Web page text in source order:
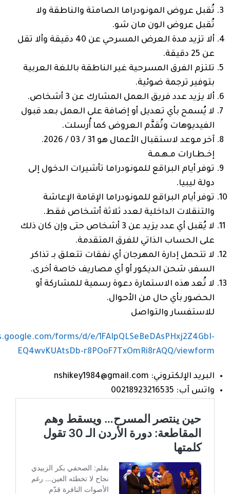
تُقبل عروض المونودراما الصامتة والناطقة ولا
تُقبل عروض الون مان شو.
ألا تزيد مدة العرض المسرحي عن 40 دقيقة وألا تقل
عن 25 دقيقة.
تلتزم الفرق المسرحية غير الناطقة باللغة العربية
بتوفير ترجمة ضوئية.
ألا يزيد عدد فريق العمل المشارك عن 3 أشخاص.
لا يُسمح بأي تعديل أو إضافة على العمل بعد قبول
الفيديوهات وتُقدَّم العروض كما أُرسلت.
آخر موعد لاستقبال الأعمال هو 31 / 03 / 2026.
إخـطـارات مـهـمـة
توفر أيام البراقع للمونودراما تأشيرات الدخول إلى
دولة ليبيا.
توفر أيام البراقع للمونودراما الإقامة الإعاشة
والتنقلات الداخلية لعدد ثلاثة أشخاص فقط.
لا يُقبل أي عدد يزيد عن 3 أشخاص حتى وإن كان ذلك
على الحساب الذاتي للفرق المتقدمة.
لا تتحمل إدارة المهرجان أي نفقات تتعلق بـ تذاكر
السفر، شحن الديكور أو أي مصاريف خاصة أخرى.
لا تُعد هذه الاستمارة دعوة رسمية للمشاركة أو
الحضور بأي حال من الأحوال.
للاستفسار والتواصل
forms/d/e/1FAIpQLSeBeDAsPHxj2Z4GbI-
EQ4wvKUAtsDb-r8POoF7TxOmRi8rAQQ/viewform
البريد الإلكتروني: nshikey1984@gmail.com
واتس آب: 00218923216535